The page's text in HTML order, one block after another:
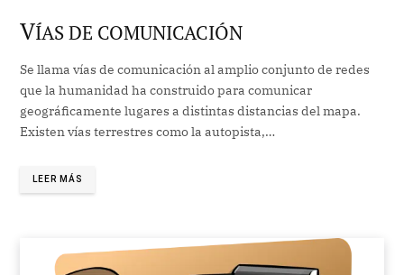
VÍAS DE COMUNICACIÓN
Se llama vías de comunicación al amplio conjunto de redes
que la humanidad ha construido para comunicar
geográficamente lugares a distintas distancias del mapa.
Existen vías terrestres como la autopista,…
LEER MÁS